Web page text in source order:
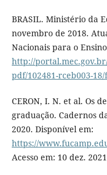
BRASIL. Ministério da
novembro de 2018.
Nacionais para o
http://
pdf/102481-rceb003-
CERON, I. N. et al. Os
graduação. Cadernos
2020. Disponível em:
https://
Acesso em: 10 dez.